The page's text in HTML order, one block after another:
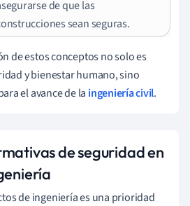
de que las
sean seguras.
de estos conceptos no solo es
y bienestar humano, sino
el avance de la ingeniería civil.
de seguridad en
de ingeniería es una prioridad